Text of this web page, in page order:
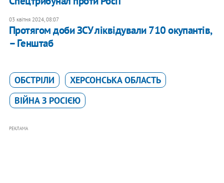
03 квітня 2024, 08:07
Протягом доби ЗСУ ліквідували 710 окупантів,
– Генштаб
ОБСТРІЛИ
ХЕРСОНСЬКА ОБЛАСТЬ
ВІЙНА З РОСІЄЮ
РЕКЛАМА